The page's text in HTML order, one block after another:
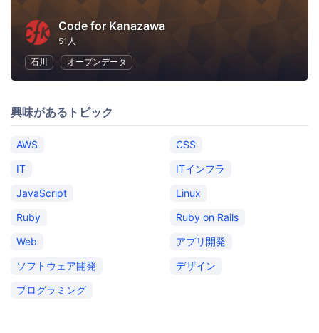
Code for Kanazawa
51人
石川
オープンデータ
興味があるトピック
AWS
CSS
IT
ITインフラ
JavaScript
Linux
Ruby
Ruby on Rails
Web
アプリ開発
ソフトウェア開発
デザイン
プログラミング